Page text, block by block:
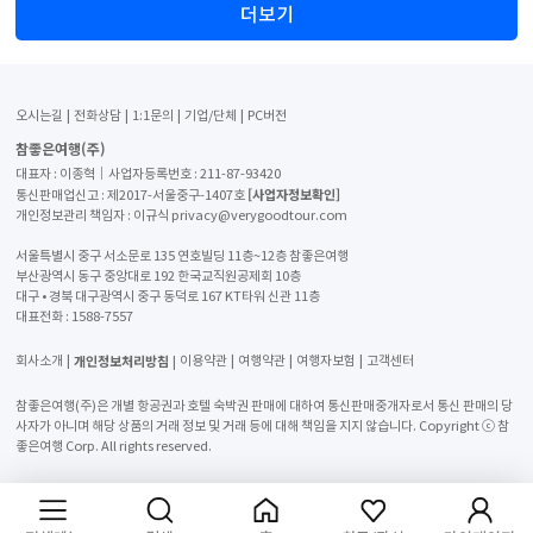
더보기
오시는길 전화상담 1:1문의 기업/단체 PC버전
참좋은여행(주)
대표자 : 이종혁│사업자등록번호 : 211-87-93420
통신판매업신고 : 제2017-서울중구-1407호 [사업자정보확인]
개인정보관리 책임자 : 이규식 privacy@verygoodtour.com
서울특별시 중구 서소문로 135 연호빌딩 11층~12층 참좋은여행
부산광역시 동구 중앙대로 192 한국교직원공제회 10층
대구 • 경북 대구광역시 중구 동덕로 167 KT타워 신관 11층
대표전화 : 1588-7557
회사소개 개인정보처리방침 이용약관 여행약관 여행자보험 고객센터
참좋은여행(주)은 개별 항공권과 호텔 숙박권 판매에 대하여 통신판매중개자로서 통신 판매의 당
사자가 아니며 해당 상품의 거래 정보 및 거래 등에 대해 책임을 지지 않습니다. Copyright ⓒ 참
좋은여행 Corp. All rights reserved.